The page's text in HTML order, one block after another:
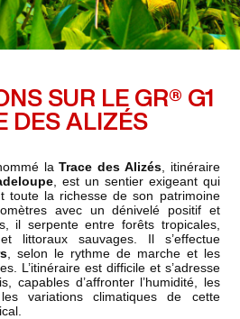
SUR LE GR® G1
DES ALIZÉS
laTrace des Alizés, itinéraire
, est un sentier exigeant qui
toute la richesse de son patrimoine
avec un dénivelé positif et
il serpente entre forêts tropicales,
littoraux sauvages. Il s’effectue
, selon le rythme de marche et les
L’itinéraire est difficile et s’adresse
capables d’affronter l’humidité, les
variations climatiques de cette